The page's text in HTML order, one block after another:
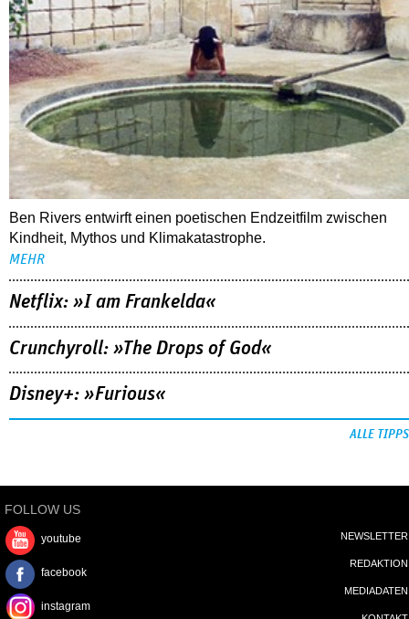
Ben Rivers entwirft einen poetischen Endzeitfilm zwischen
Kindheit, Mythos und Klimakatastrophe.
MEHR
Netflix: »I am Frankelda«
Crunchyroll: »The Drops of God«
Disney+: »Furious«
ALLE TIPPS
FOLLOW US
youtube
facebook
instagram
NEWSLETTER
REDAKTION
MEDIADATEN